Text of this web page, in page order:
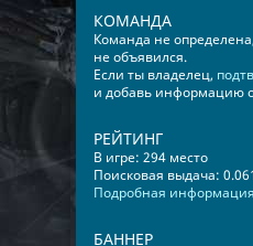
КОМАНДА
Команда не
не объявился.
Если ты владелец,
и добавь информацию
РЕЙТИНГ
В игре: 294 место
Поисковая выдача:
Подробная
БАННЕР